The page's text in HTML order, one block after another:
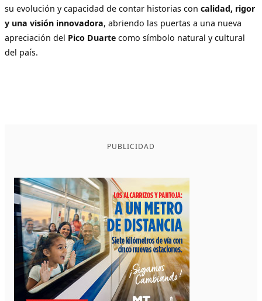
su evolución y capacidad de contar historias con calidad, rigor
y una visión innovadora, abriendo las puertas a una nueva
apreciación del Pico Duarte como símbolo natural y cultural
del país.
PUBLICIDAD